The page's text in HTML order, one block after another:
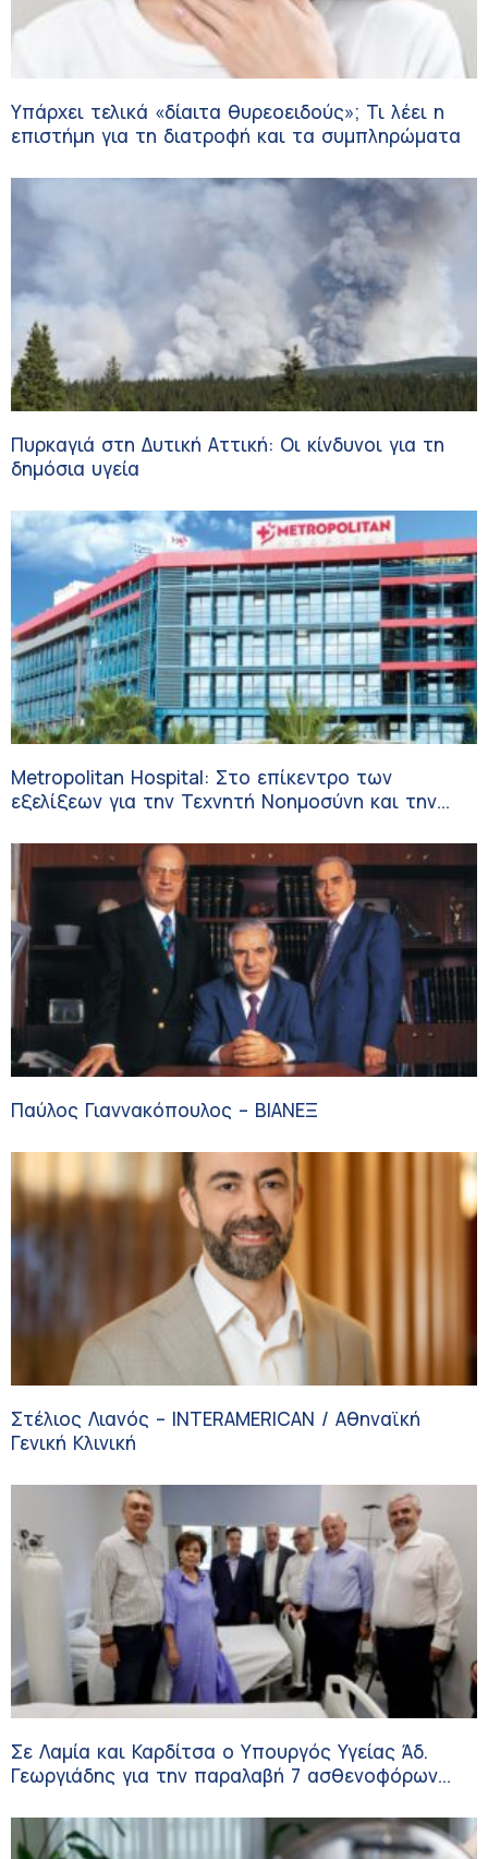
Υπάρχει τελικά «δίαιτα θυρεοειδούς»; Τι λέει η
επιστήμη για τη διατροφή και τα συμπληρώματα
Πυρκαγιά στη Δυτική Αττική: Οι κίνδυνοι για τη
δημόσια υγεία
Metropolitan Hospital: Στο επίκεντρο των
εξελίξεων για την Τεχνητή Νοημοσύνη και την
Παύλος Γιαννακόπουλος – ΒΙΑΝΕΞ
Στέλιος Λιανός – INTERAMERICAN / Αθηναϊκή
Γενική Κλινική
Σε Λαμία και Καρδίτσα ο Υπουργός Υγείας Άδ.
Γεωργιάδης για την παραλαβή 7 ασθενοφόρων